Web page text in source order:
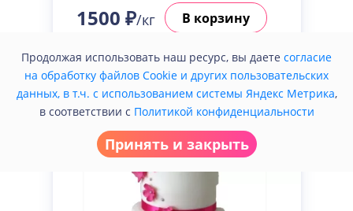
1500 ₽/кг В корзину
Купить в один клик
Продолжая использовать наш ресурс, вы даете согласие
на обработку файлов Cookie и других пользовательских
данных, в т.ч. с использованием системы Яндекс Метрика,
в соответствии с Политикой конфиденциальности
Принять и закрыть